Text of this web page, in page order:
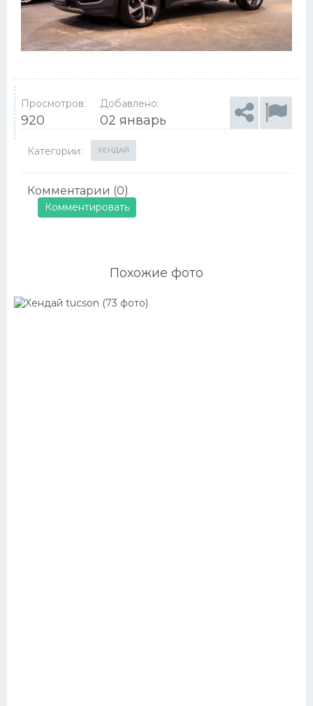
Просмотров:
920
Добавлено:
02 январь
Категории: ХЕНДАЙ
Комментарии (0)
Комментировать
Похожие фото